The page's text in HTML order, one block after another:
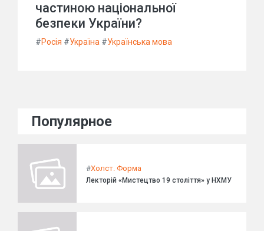
частиною національної
безпеки України?
#Росія #Україна #Українська мова
Популярное
#Холст. Форма
Лекторій «Мистецтво 19 століття» у НХМУ